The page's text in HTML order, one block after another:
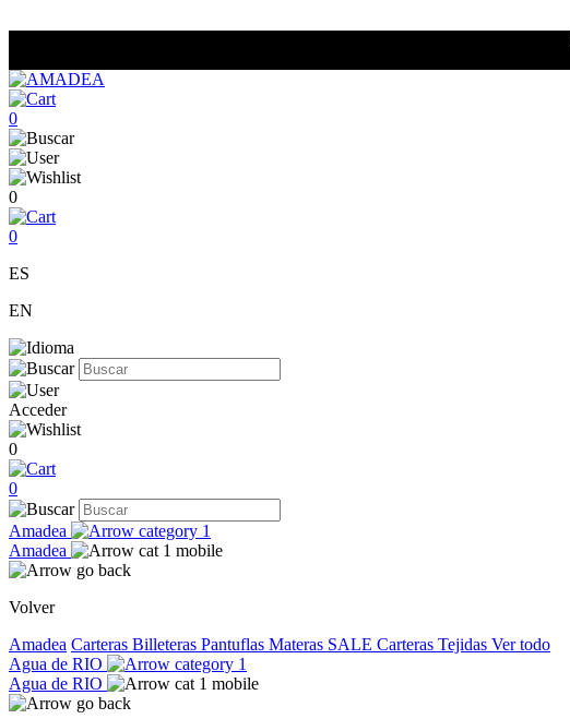
0
0
0
ES
EN
Acceder
0
0
Amadea
Amadea
Volver
Amadea Carteras Billeteras Pantuflas Materas SALE Carteras Tejidas Ver todo
Agua de RIO
Agua de RIO